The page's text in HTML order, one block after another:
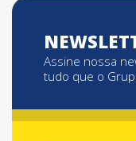
Assine nossa
tudo que o